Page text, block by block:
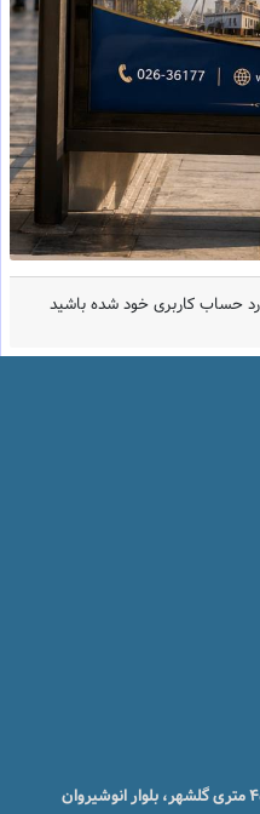
حساب کاربری خود شده باشید
آدرس رسمی نصیر: کرج، مهرویلا، بلوار 45 متری گلشهر، بلوار انوشیروان